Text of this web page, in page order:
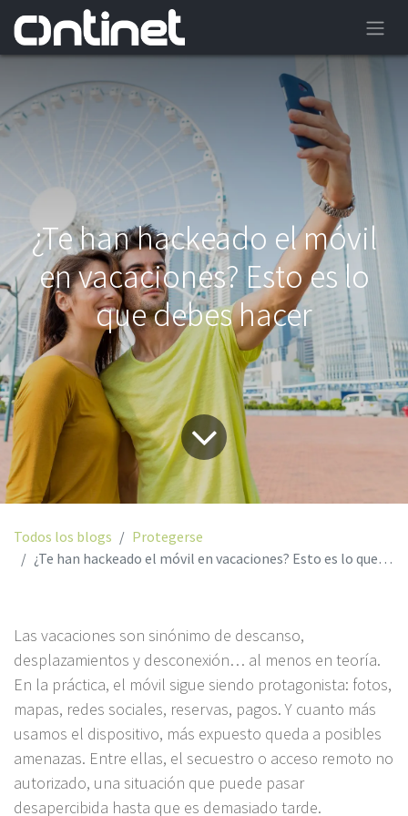
¿Te han hackeado el móvil
en vacaciones? Esto es lo
que debes hacer
Todos los blogs
Protegerse
¿Te han hackeado el móvil en vacaciones? Esto es lo que debes hacer
Las vacaciones son sinónimo de descanso,
desplazamientos y desconexión… al menos en teoría.
En la práctica, el móvil sigue siendo protagonista: fotos,
mapas, redes sociales, reservas, pagos. Y cuanto más
usamos el dispositivo, más expuesto queda a posibles
amenazas. Entre ellas, el secuestro o acceso remoto no
autorizado, una situación que puede pasar
desapercibida hasta que es demasiado tarde.